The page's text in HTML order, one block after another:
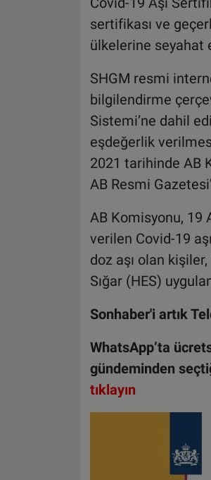
sertifikası ve
ülkelerine seyahat
SHGM resmi
bilgilendirme
Sistemi’ne dahil
eşdeğerlik
2021 tarihinde AB
AB Resmi
AB Komisyonu, 19
verilen Covid-19 aşı
doz aşı olan
Sığar (HES)
Sonhaber'i artık
WhatsApp’ta
gündeminden
tıklayın